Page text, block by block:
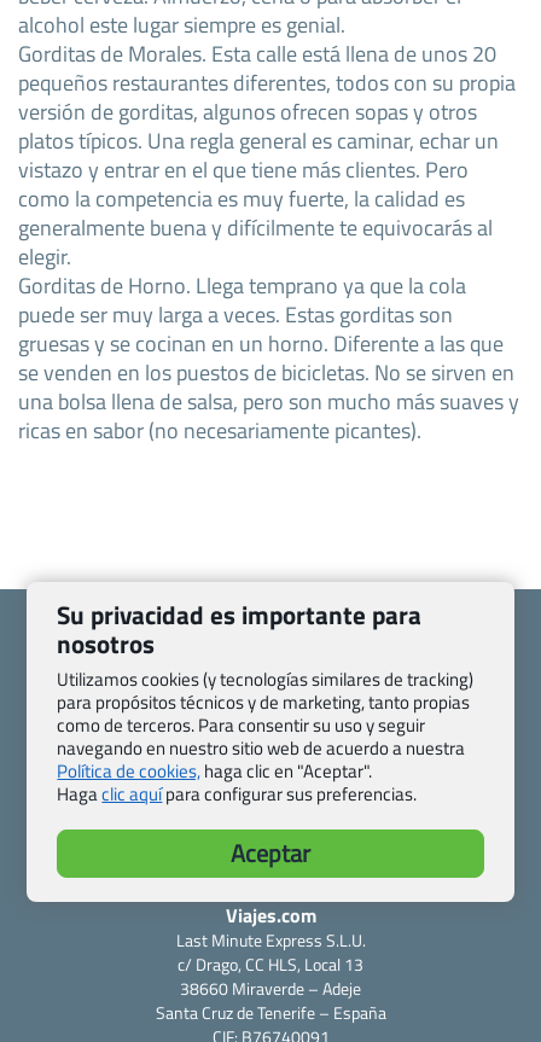
alcohol este lugar siempre es genial.
Gorditas de Morales. Esta calle está llena de unos 20
pequeños restaurantes diferentes, todos con su propia
versión de gorditas, algunos ofrecen sopas y otros
platos típicos. Una regla general es caminar, echar un
vistazo y entrar en el que tiene más clientes. Pero
como la competencia es muy fuerte, la calidad es
generalmente buena y difícilmente te equivocarás al
elegir.
Gorditas de Horno. Llega temprano ya que la cola
puede ser muy larga a veces. Estas gorditas son
gruesas y se cocinan en un horno. Diferente a las que
se venden en los puestos de bicicletas. No se sirven en
una bolsa llena de salsa, pero son mucho más suaves y
ricas en sabor (no necesariamente picantes).
Quienes somos
Contacto
Pasaporte, Visado, Salud y otras disposiciones específicas
Blog de Viajes.com
Registro de agencias
Preguntas frecuentes
Condiciones generales
Política de privacidad y cookies
Transparencia
Todas las páginas – sitemap
Viajes.com
Last Minute Express S.L.U.
c/ Drago, CC HLS, Local 13
38660 Miraverde – Adeje
Santa Cruz de Tenerife – España
CIF: B76740091
Su privacidad es importante para
nosotros
Utilizamos cookies (y tecnologías similares de tracking)
para propósitos técnicos y de marketing, tanto propias
como de terceros. Para consentir su uso y seguir
navegando en nuestro sitio web de acuerdo a nuestra
Política de cookies,haga clic en "Aceptar".
Hagaclic aquípara configurar sus preferencias.
Aceptar